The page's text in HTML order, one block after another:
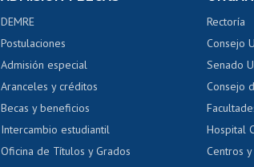
Servicio médico y dental
Pago de arancel y crédito alumnos
Pago de arancel y crédito exalumnos
Certificado de títulos y grados
DEMRE
Postulaciones
Admisión especial
Aranceles y créditos
Becas y beneficios
Intercambio estudiantil
Oficina de Títulos y Grados
Rectoría
Consejo
Senado
Consejo
Hospital
Centros